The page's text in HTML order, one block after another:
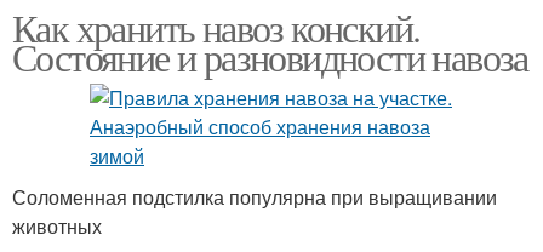
Как хранить навоз конский.
Состояние и разновидности навоза
Соломенная подстилка популярна при выращивании
животных